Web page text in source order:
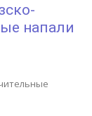
напали